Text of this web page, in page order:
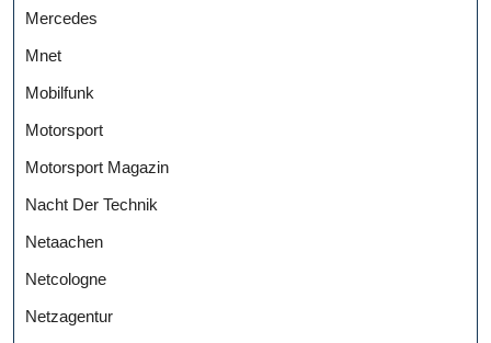
Mercedes
Mnet
Mobilfunk
Motorsport
Motorsport Magazin
Nacht Der Technik
Netaachen
Netcologne
Netzagentur